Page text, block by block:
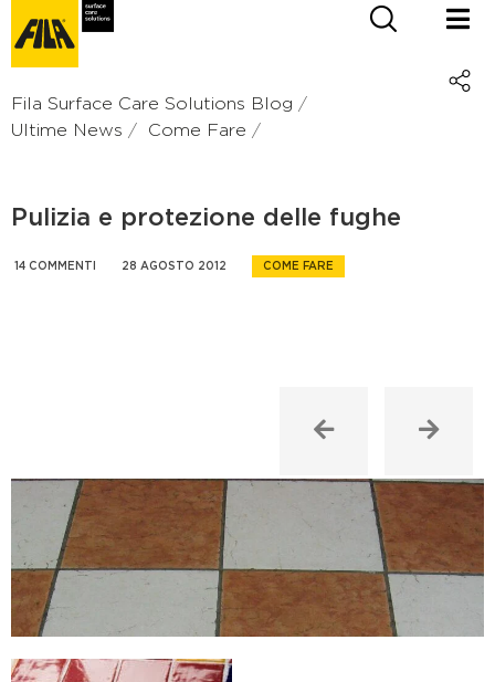
Fila Surface Care Solutions Blog
Ultime News
Come Fare
Pulizia e protezione delle fughe
14 COMMENTI 28 AGOSTO 2012 COME FARE